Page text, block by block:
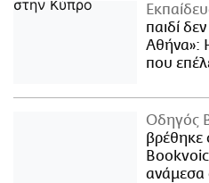
παιδί
Αθήνα»:
που
Οδηγός
βρέθηκε
ανάμεσα